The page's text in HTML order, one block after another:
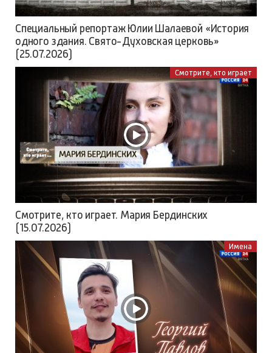
Специальный репортаж Юлии Шалаевой «История
одного здания. Свято-Духовская церковь»
(25.07.2026)
Смотрите, кто играет
Смотрите, кто играет. Мария Бердинских
(15.07.2026)
Имена